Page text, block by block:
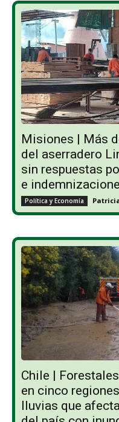
Misiones | Más
del aserradero
sin respuestas
e
Política y Economía
Chile |
en cinco
lluvias que